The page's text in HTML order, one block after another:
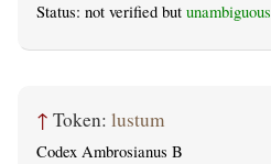
Status: not verified but unambiguous
↑ Token: lustum
Codex Ambrosianus B